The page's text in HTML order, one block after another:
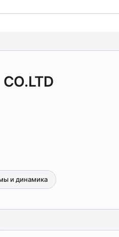
и динамика